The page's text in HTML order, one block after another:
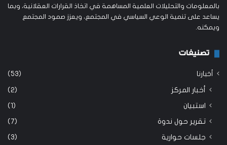
بالمعلومات والتحليلات العلمية المساهمة في اتخاذ القرارات العقلانية، وبما
يساعد على تنمية الوعي السياسي في المجتمع، ويعزز صمود المجتمع
ويمكنه.
تصنيفات
أخبارنا (53)
أخبار المركز (2)
استبيان (1)
تقرير حول ندوة (7)
جلسات حوارية (3)